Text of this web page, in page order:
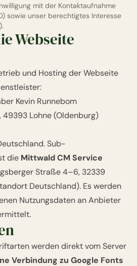
mit der Kontaktaufnahme
sowie unser berechtigtes Interesse
Webseite
und Hosting der Webseite
Kevin Runnebom
49393 Lohne (Oldenburg)
Sub-
die Mittwald CM Service
Straße 4–6, 32339
Deutschland). Es werden
Nutzungsdaten an Anbieter
werden direkt vom Server
Verbindung zu Google Fonts